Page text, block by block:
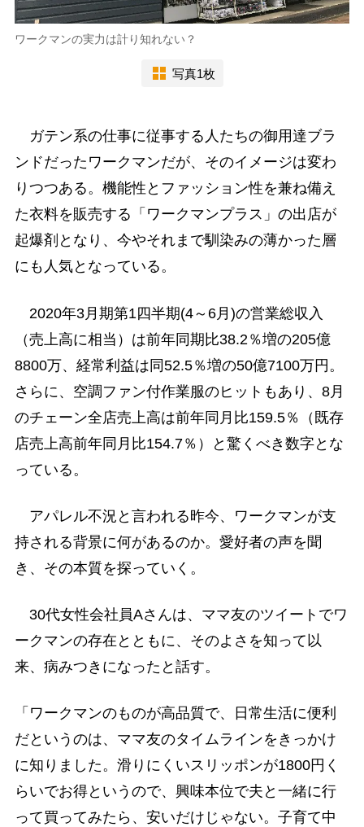
ワークマンの実力は計り知れない？
写真1枚
ガテン系の仕事に従事する人たちの御用達ブラ
ンドだったワークマンだが、そのイメージは変わ
りつつある。機能性とファッション性を兼ね備え
た衣料を販売する「ワークマンプラス」の出店が
起爆剤となり、今やそれまで馴染みの薄かった層
にも人気となっている。
2020年3月期第1四半期(4～6月)の営業総収入
（売上高に相当）は前年同期比38.2％増の205億
8800万、経常利益は同52.5％増の50億7100万円。
さらに、空調ファン付作業服のヒットもあり、8月
のチェーン全店売上高は前年同月比159.5％（既存
店売上高前年同月比154.7％）と驚くべき数字とな
っている。
アパレル不況と言われる昨今、ワークマンが支
持される背景に何があるのか。愛好者の声を聞
き、その本質を探っていく。
30代女性会社員Aさんは、ママ友のツイートでワ
ークマンの存在とともに、そのよさを知って以
来、病みつきになったと話す。
「ワークマンのものが高品質で、日常生活に便利
だというのは、ママ友のタイムラインをきっかけ
に知りました。滑りにくいスリッポンが1800円く
らいでお得というので、興味本位で夫と一緒に行
って買ってみたら、安いだけじゃない。子育て中